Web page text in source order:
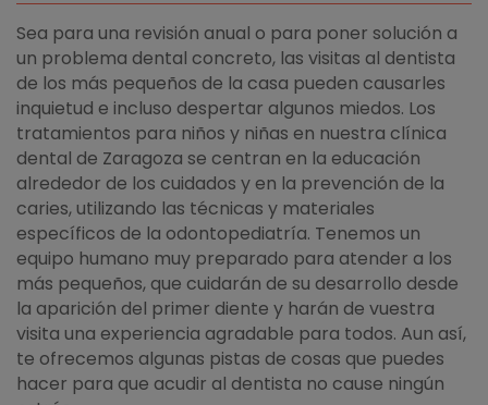
Sea para una revisión anual o para poner solución a
un problema dental concreto, las visitas al dentista
de los más pequeños de la casa pueden causarles
inquietud e incluso despertar algunos miedos. Los
tratamientos para niños y niñas en nuestra clínica
dental de Zaragoza se centran en la educación
alrededor de los cuidados y en la prevención de la
caries, utilizando las técnicas y materiales
específicos de la odontopediatría. Tenemos un
equipo humano muy preparado para atender a los
más pequeños, que cuidarán de su desarrollo desde
la aparición del primer diente y harán de vuestra
visita una experiencia agradable para todos. Aun así,
te ofrecemos algunas pistas de cosas que puedes
hacer para que acudir al dentista no cause ningún